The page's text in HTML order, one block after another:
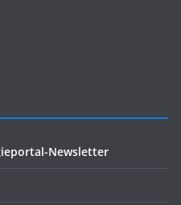
Newsletter